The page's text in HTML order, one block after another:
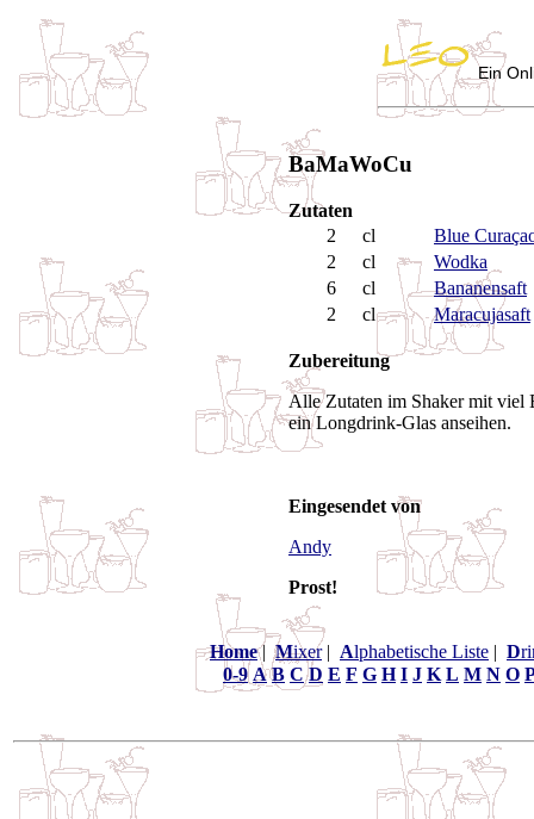
Ein
BaMaWoCu
Zutaten
2
cl
Blue
2
cl
Wodka
6
cl
Bananensaft
2
cl Maracujasaft
Zubereitung
Alle Zutaten im Shaker mit viel
ein Longdrink-Glas anseihen.
Eingesendet von
Andy
Prost!
Home|Mixer| Alphabetische Liste | D
0-9 A B C D E F G H I J K L M N O